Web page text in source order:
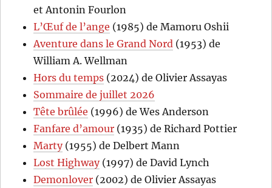
et Antonin Fourlon
L’Œuf de l’ange (1985) de Mamoru Oshii
Aventure dans le Grand Nord (1953) de
William A. Wellman
Hors du temps (2024) de Olivier Assayas
Sommaire de juillet 2026
Tête brûlée (1996) de Wes Anderson
Fanfare d’amour (1935) de Richard Pottier
Marty(1955) de Delbert Mann
Lost Highway(1997) de David Lynch
Demonlover (2002) de Olivier Assayas